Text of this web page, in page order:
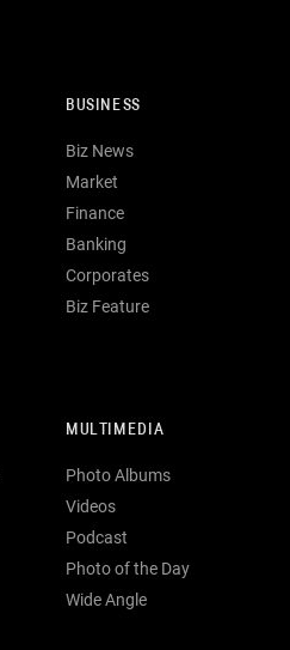
BUSINESS
Biz News
Market
Finance
Banking
Corporates
Biz Feature
MULTIMEDIA
Photo Albums
Videos
Podcast
Photo of the Day
Wide Angle